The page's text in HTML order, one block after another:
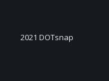
2021 DOTsnap